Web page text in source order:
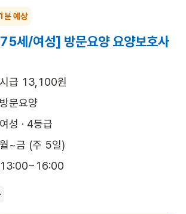
예상
세/여성] 방문요양 요양보호사
시급 13,100원
방문요양
여성 · 4등급
월~금 (주 5일)
13:00~16:00